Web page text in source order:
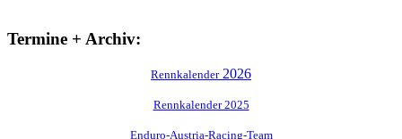
Termine + Archiv:
Rennkalender2026
Rennkalender 2025
Enduro-Austria-Racing-Team